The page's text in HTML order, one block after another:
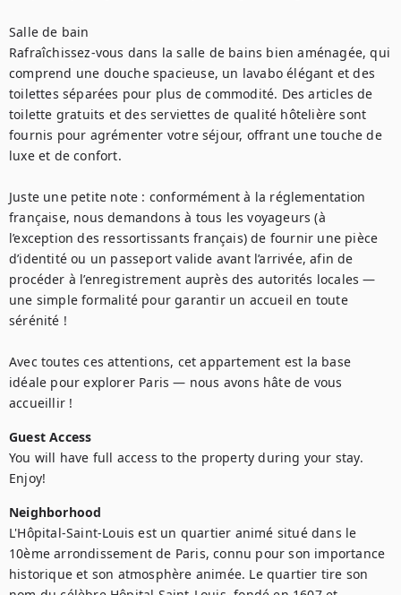
Salle de bain
Rafraîchissez-vous dans la salle de bains bien aménagée, qui
comprend une douche spacieuse, un lavabo élégant et des
toilettes séparées pour plus de commodité. Des articles de
toilette gratuits et des serviettes de qualité hôtelière sont
fournis pour agrémenter votre séjour, offrant une touche de
luxe et de confort.
Juste une petite note : conformément à la réglementation
française, nous demandons à tous les voyageurs (à
l’exception des ressortissants français) de fournir une pièce
d’identité ou un passeport valide avant l’arrivée, afin de
procéder à l’enregistrement auprès des autorités locales —
une simple formalité pour garantir un accueil en toute
sérénité !
Avec toutes ces attentions, cet appartement est la base
idéale pour explorer Paris — nous avons hâte de vous
accueillir !
Guest Access
You will have full access to the property during your stay.
Enjoy!
Neighborhood
L'Hôpital-Saint-Louis est un quartier animé situé dans le
10ème arrondissement de Paris, connu pour son importance
historique et son atmosphère animée. Le quartier tire son